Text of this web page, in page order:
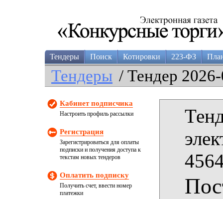
Тендеры Поиск Котировки 223-ФЗ
Тендеры / Тендер
Кабинет подписчика
Настроить профиль рассылки
Регистрация
Зарегистрироваться для оплаты
подписки и получения доступа к
текстам новых тендеров
Оплатить подписку
Получить счет, ввести номер
платежки